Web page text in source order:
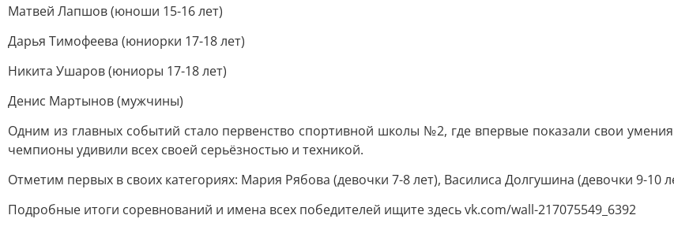
Матвей Лапшов (юноши 15-16 лет)
Дарья Тимофеева (юниорки 17-18 лет)
Никита Ушаров (юниоры 17-18 лет)
Денис Мартынов (мужчины)
Одним из главных событий стало первенство спортивной школы №2, где впервые показали свои
чемпионы удивили всех своей серьёзностью и техникой.
Отметим первых в своих категориях: Мария Рябова (девочки 7-8 лет), Василиса Долгушина (девочки 9-10
Подробные итоги соревнований и имена всех победителей ищите здесь vk.com/wall-217075549_6392